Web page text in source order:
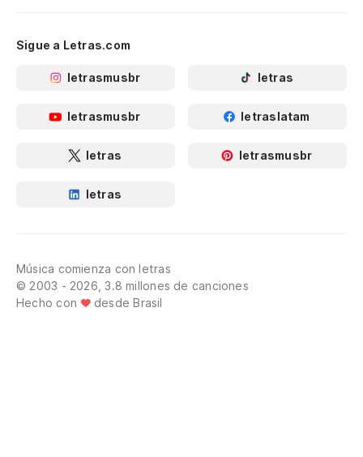
Sigue a Letras.com
letrasmusbr letras
letrasmusbr letraslatam
letras letrasmusbr
letras
Música comienza con letras
© 2003 - 2026, 3.8 millones de canciones
Hecho con
desde Brasil